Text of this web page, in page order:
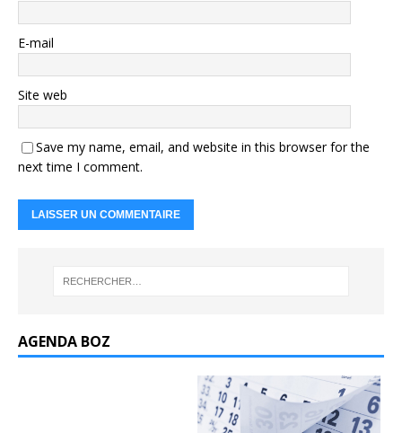
E-mail
Site web
Save my name, email, and website in this browser for the
next time I comment.
AGENDA BOZ